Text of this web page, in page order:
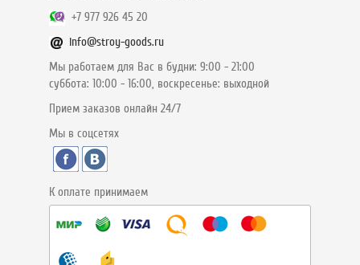
+7 977 926 45 20
info@stroy-goods.ru
Мы работаем для Вас в будни: 9:00 - 21:00
суббота: 10:00 - 16:00, воскресенье: выходной
Прием заказов онлайн 24/7
Мы в соцсетях
К оплате принимаем